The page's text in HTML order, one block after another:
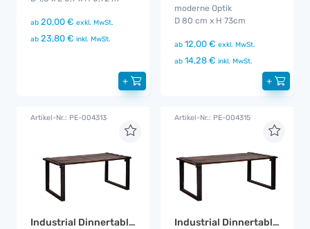
ab 20,00 € exkl. MwSt.
ab 23,80 € inkl. MwSt.
+
moderne Optik
D 80 cm x H 73cm
ab 12,00 € exkl. MwSt.
ab 14,28 € inkl. MwSt.
+
Artikel-Nr.: PE-004313
Industrial Dinnertable 1,8 m
Artikel-Nr.: PE-004315
Industrial Dinnertable 2,2 m